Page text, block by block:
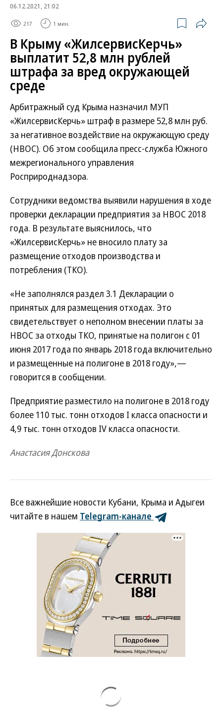
06.12.2021, 21:02
217 1 мин.
В Крыму «ЖилсервисКерчь»
выплатит 52,8 млн рублей
штрафа за вред окружающей
среде
Арбитражный суд Крыма назначил МУП
«ЖилсервисКерчь» штраф в размере 52,8 млн руб.
за негативное воздействие на окружающую среду
(НВОС). Об этом сообщила пресс-служба Южного
межрегионального управления
Росприроднадзора.
Сотрудники ведомства выявили нарушения в ходе
проверки декларации предприятия за НВОС 2018
года. В результате выяснилось, что
«ЖилсервисКерчь» не вносило плату за
размещение отходов производства и
потребления (ТКО).
«Не заполнялся раздел 3.1 Декларации о
принятых для размещения отходах. Это
свидетельствует о неполном внесении платы за
НВОС за отходы ТКО, принятые на полигон с 01
июня 2017 года по январь 2018 года включительно
и размещенные на полигоне в 2018 году»,—
говорится в сообщении.
Предприятие разместило на полигоне в 2018 году
более 110 тыс. тонн отходов I класса опасности и
4,9 тыс. тонн отходов IV класcа опасности.
Анастасия Донскова
Все важнейшие новости Кубани, Крыма и Адыгеи
читайте в нашем Telegram-канале